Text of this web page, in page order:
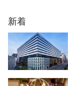
新着